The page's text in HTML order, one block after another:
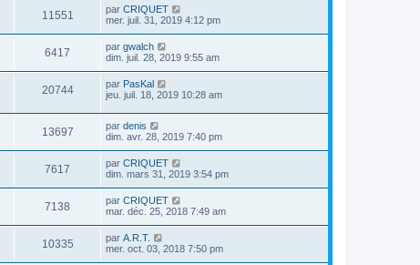
11551 par CRIQUET
mer. juil. 31, 2019 4:12 pm
6417 par gwalch
dim. juil. 28, 2019 9:55 am
20744 par PasKal
jeu. juil. 18, 2019 10:28 am
13697 par denis
dim. avr. 28, 2019 7:40 pm
7617 par CRIQUET
dim. mars 31, 2019 3:54 pm
7138 par CRIQUET
mar. déc. 25, 2018 7:49 am
10335 par A.R.T.
mer. oct. 03, 2018 7:50 pm